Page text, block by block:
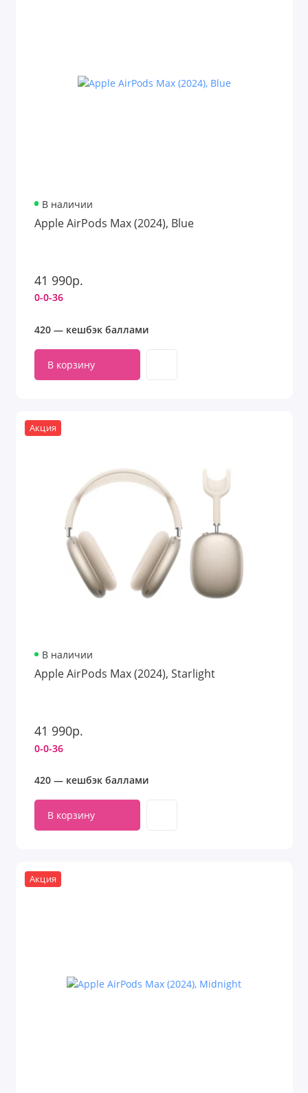
В наличии
Apple AirPods Max (2024), Blue
41 990р.
0-0-36
420 — кешбэк баллами
В корзину
Акция
В наличии
Apple AirPods Max (2024), Starlight
41 990р.
0-0-36
420 — кешбэк баллами
В корзину
Акция